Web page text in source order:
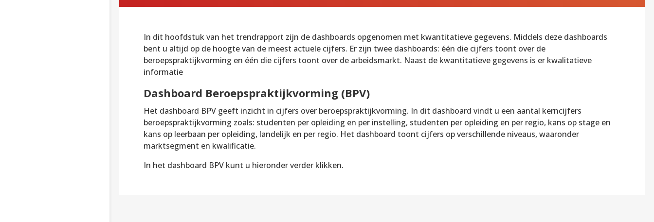
In dit hoofdstuk van het trendrapport zijn de dashboards opgenomen met kwantitatieve gegevens. Middels deze dashboards
bent u altijd op de hoogte van de meest actuele cijfers. Er zijn twee dashboards: één die cijfers toont over de
beroepspraktijkvorming en één die cijfers toont over de arbeidsmarkt. Naast de kwantitatieve gegevens is er kwalitatieve
informatie
Dashboard Beroepspraktijkvorming (BPV)
Het dashboard BPV geeft inzicht in cijfers over beroepspraktijkvorming. In dit dashboard vindt u een aantal kerncijfers
beroepspraktijkvorming zoals: studenten per opleiding en per instelling, studenten per opleiding en per regio, kans op stage en
kans op leerbaan per opleiding, landelijk en per regio. Het dashboard toont cijfers op verschillende niveaus, waaronder
marktsegment en kwalificatie.
In het dashboard BPV kunt u hieronder verder klikken.